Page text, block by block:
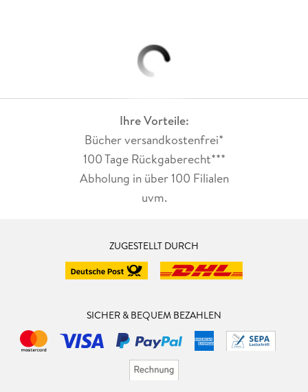
Ihre Vorteile:
Bücher versandkostenfrei*
100 Tage Rückgaberecht***
Abholung in über 100 Filialen
uvm.
ZUGESTELLT DURCH
SICHER & BEQUEM BEZAHLEN